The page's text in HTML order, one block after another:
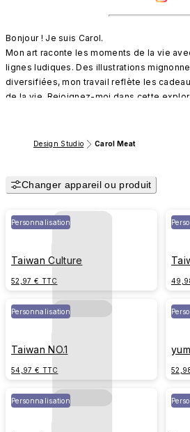
Bonjour ! Je suis Carol.
Mon art raconte les moments de la vie
lignes ludiques. Des illustrations
diversifiées, mon travail reflète les
de la vie. Rejoignez-moi dans cette
Design Studio Carol Meat
Changer appareil ou produit
Personnalisation
Taiwan Culture
52,97 € TTC
Personnalisation
Taiwan NO.1
54,97 € TTC
Personnalisation